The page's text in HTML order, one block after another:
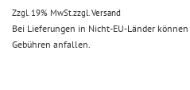
Zzgl. 19% MwSt.zzgl.Versand
Bei Lieferungen in Nicht-EU-Länder
Gebühren anfallen.